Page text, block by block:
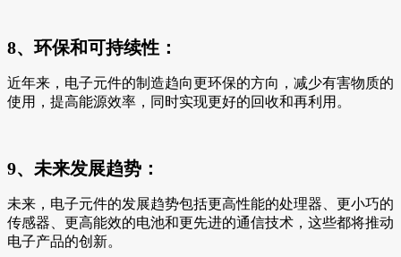
8、环保和可持续性：
近年来，电子元件的制造趋向更环保的方向，减少有害物质的
使用，提高能源效率，同时实现更好的回收和再利用。
9、未来发展趋势：
未来，电子元件的发展趋势包括更高性能的处理器、更小巧的
传感器、更高能效的电池和更先进的通信技术，这些都将推动
电子产品的创新。